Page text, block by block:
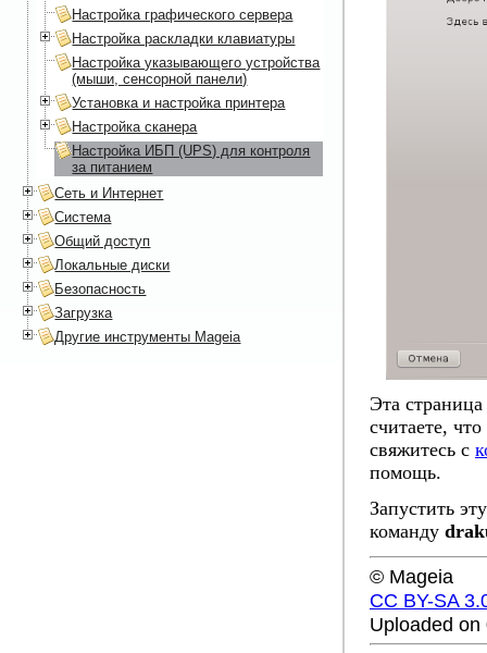
Эта
считаете,
свяжитесь с
помощь.
Запустить
команду
© Mageia
CC BY-SA
Uploaded
Настройка графического сервера
Настройка раскладки клавиатуры
Настройка указывающего устройства
(мыши, сенсорной панели)
Установка и настройка принтера
Настройка сканера
Настройка ИБП (UPS) для контроля
за питанием
Сеть и Интернет
Система
Общий доступ
Локальные диски
Безопасность
Загрузка
Другие инструменты Mageia